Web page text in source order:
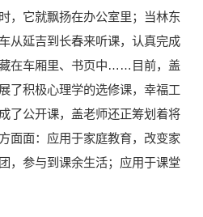
，它就飘扬在办公室里；当林东
从延吉到长春来听课，认真完成
在车厢里、书页中……目前，盖
了积极心理学的选修课，幸福工
了公开课，盖老师还正筹划着将
面面：应用于家庭教育，改变家
，参与到课余生活；应用于课堂